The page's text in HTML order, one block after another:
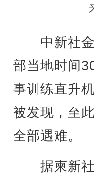
中新社金
部当地时间
事训练直升
被发现，至
全部遇难。
据柬新社